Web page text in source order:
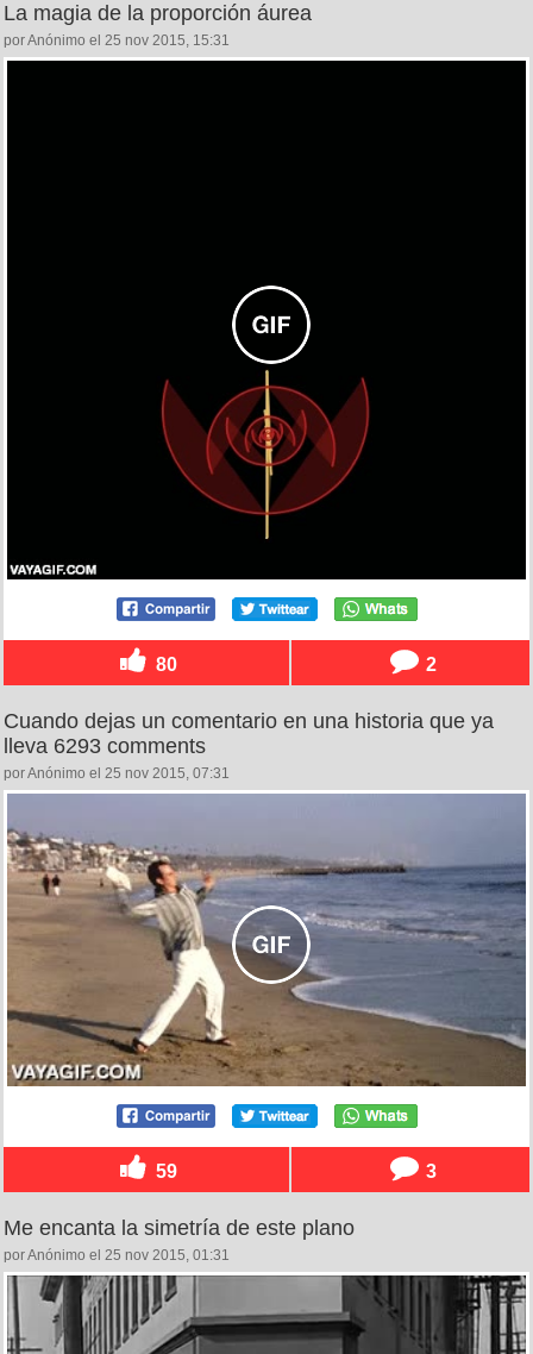
La magia de la proporción áurea
por Anónimo el 25 nov 2015, 15:31
80 2
Cuando dejas un comentario en una historia que ya
lleva 6293 comments
por Anónimo el 25 nov 2015, 07:31
59 3
Me encanta la simetría de este plano
por Anónimo el 25 nov 2015, 01:31